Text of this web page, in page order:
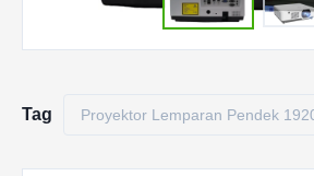
Tag Proyektor Lemparan Pendek